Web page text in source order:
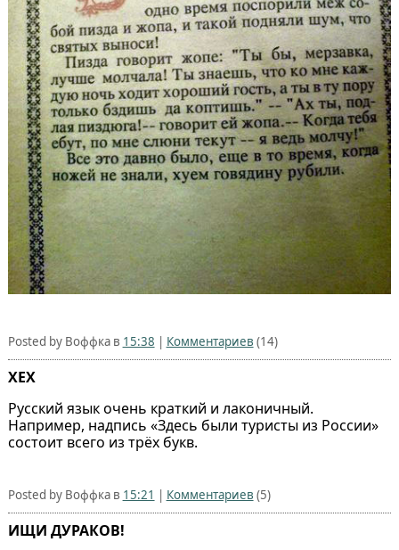
Posted by Воффка в 15:38 | Комментариев (14)
ХЕХ
Русский язык очень краткий и лаконичный.
Например, надпись «Здесь были туристы из России»
состоит всего из трёх букв.
Posted by Воффка в 15:21 | Комментариев (5)
ИЩИ ДУРАКОВ!